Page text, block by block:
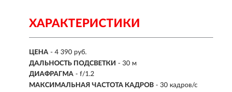
ХАРАКТЕРИСТИКИ
ЦЕНА - 4 390 руб.
ДАЛЬНОСТЬ ПОДСВЕТКИ - 30 м
ДИАФРАГМА - f/1.2
МАКСИМАЛЬНАЯ ЧАСТОТА КАДРОВ - 30 кадров/с